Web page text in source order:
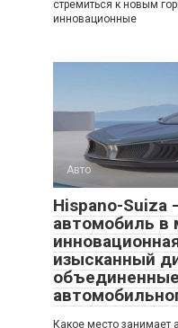
стремиться к новым
инновационные
Авто
Hispano-Suiza
автомобиль в
изысканный
Какое место занимает